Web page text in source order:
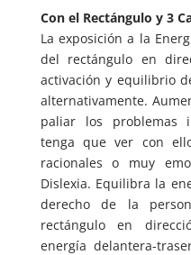
Con el Rectángulo y 3
La exposición a la
del rectángulo en
activación y equilibrio
alternativamente.
paliar los problemas
tenga que ver con
racionales o muy
Dislexia. Equilibra la
derecho de la
rectángulo en
energía delantera-